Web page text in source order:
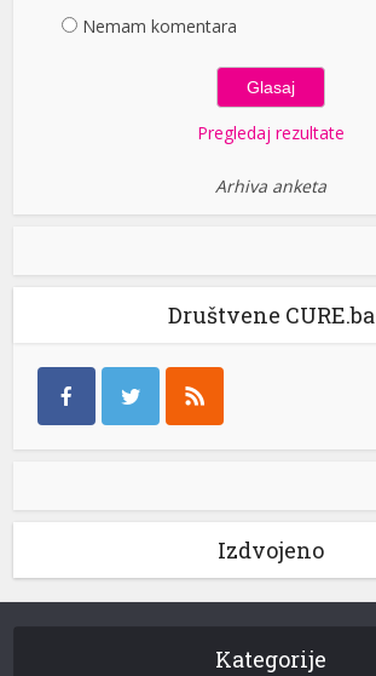
Nemam komentara
Pregledaj rezultate
Arhiva anketa
Društvene CURE.ba
Izdvojeno
Kategorije